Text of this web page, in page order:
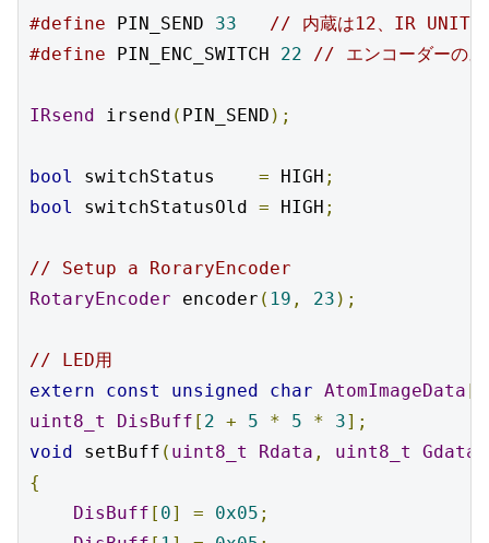
#define PIN_SEND 33
// 内蔵は12、IR UNITは
#define PIN_ENC_SWITCH 22 // エンコーダーのス
IRsend irsend ( PIN_SEND );
bool switchStatus = HIGH ;
bool
switchStatusOld = HIGH ;
// Setup a RoraryEncoder
RotaryEncoder encoder ( 19 , 23 );
// LED用
extern
const unsigned char AtomImageData
uint8_t
DisBuff [ 2 + 5 * 5 * 3];
void
setBuff ( uint8_t Rdata , uint8_t Gdata
{
DisBuff [ 0] = 0x05 ;